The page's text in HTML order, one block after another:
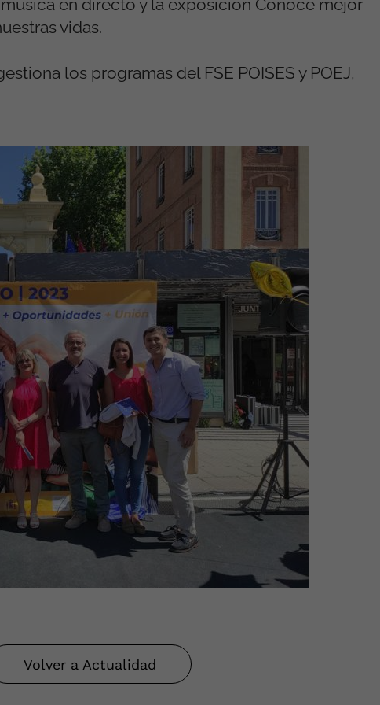
en directo y la exposición Conoce mejor
vidas.
los programas del FSE POISES y POEJ,
Volver a Actualidad